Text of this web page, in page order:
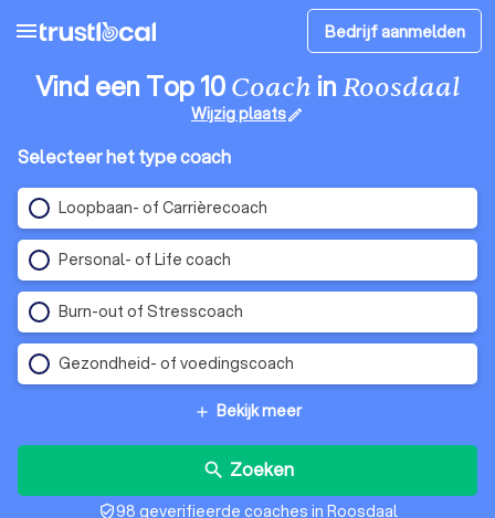
menu Bedrijf aanmelden
Vind een Top 10Coach inRoosdaal
Wijzig plaatsedit
Selecteer het type coach
Loopbaan- of Carrièrecoach
Personal- of Life coach
Burn-out of Stresscoach
Gezondheid- of voedingscoach
add Bekijk meer
search Zoeken
verified_user98 geverifieerde coaches in Roosdaal